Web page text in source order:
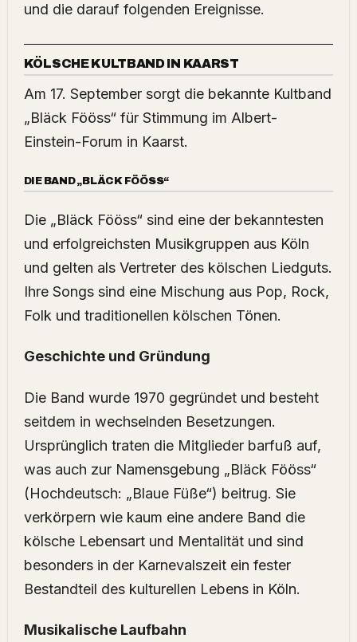
und die darauf folgenden Ereignisse.
KÖLSCHE KULTBAND IN KAARST
Am 17. September sorgt die bekannte Kultband
„Bläck Fööss“ für Stimmung im Albert-
Einstein-Forum in Kaarst.
DIE BAND „BLÄCK FÖÖSS“
Die „Bläck Fööss“ sind eine der bekanntesten
und erfolgreichsten Musikgruppen aus Köln
und gelten als Vertreter des kölschen Liedguts.
Ihre Songs sind eine Mischung aus Pop, Rock,
Folk und traditionellen kölschen Tönen.
Geschichte und Gründung
Die Band wurde 1970 gegründet und besteht
seitdem in wechselnden Besetzungen.
Ursprünglich traten die Mitglieder barfuß auf,
was auch zur Namensgebung „Bläck Fööss“
(Hochdeutsch: „Blaue Füße“) beitrug. Sie
verkörpern wie kaum eine andere Band die
kölsche Lebensart und Mentalität und sind
besonders in der Karnevalszeit ein fester
Bestandteil des kulturellen Lebens in Köln.
Musikalische Laufbahn